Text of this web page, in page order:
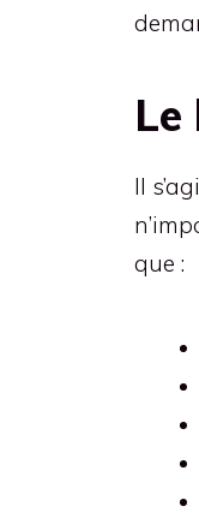
Le
Il
que :